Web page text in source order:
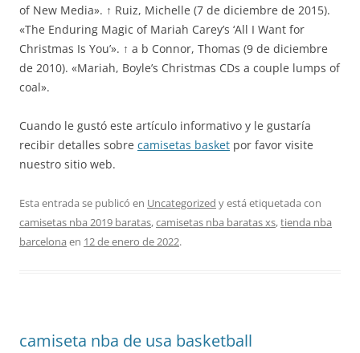
of New Media». ↑ Ruiz, Michelle (7 de diciembre de 2015).
«The Enduring Magic of Mariah Carey’s ‘All I Want for
Christmas Is You’». ↑ a b Connor, Thomas (9 de diciembre
de 2010). «Mariah, Boyle’s Christmas CDs a couple lumps of
coal».
Cuando le gustó este artículo informativo y le gustaría
recibir detalles sobre camisetas basket por favor visite
nuestro sitio web.
Esta entrada se publicó en Uncategorized y está etiquetada con
camisetas nba 2019 baratas,camisetas nba baratas xs,tienda nba
barcelona en 12 de enero de 2022.
camiseta nba de usa basketball